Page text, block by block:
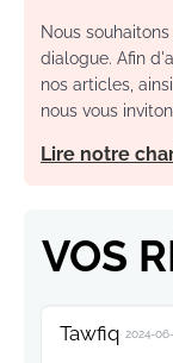
Nous
dialogue. Afin
nos articles,
nous vous
Lire notre
VOS
Tawfiq 2024-